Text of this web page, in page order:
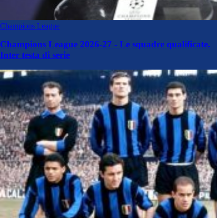
Champions League
Champions League 2026-27 - Le squadre qualificate.
Inter testa di serie